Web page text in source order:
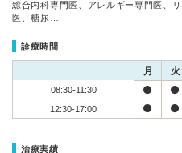
総合内科専門医、アレルギー専門医、
医、糖尿…
診療時間
月 火
08:30-11:30
12:30-17:00
治療実績